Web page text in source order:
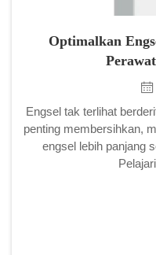
Optimalkan
Engsel tak terlihat
penting membersihkan,
engsel lebih panjang